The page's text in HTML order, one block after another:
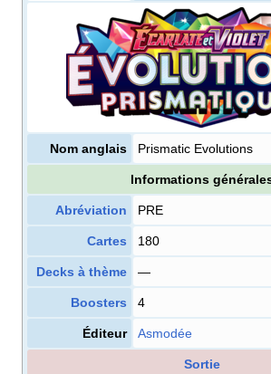
Nom anglais Prismatic Evolutions
Informations
Abréviation PRE
Cartes 180
Decks à thème —
Boosters 4
Éditeur Asmodée
Sortie